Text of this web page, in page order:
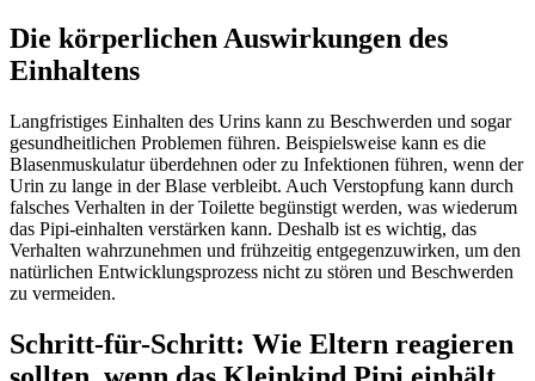
Die körperlichen Auswirkungen des
Einhaltens
Langfristiges Einhalten des Urins kann zu Beschwerden und sogar
gesundheitlichen Problemen führen. Beispielsweise kann es die
Blasenmuskulatur überdehnen oder zu Infektionen führen, wenn der
Urin zu lange in der Blase verbleibt. Auch Verstopfung kann durch
falsches Verhalten in der Toilette begünstigt werden, was wiederum
das Pipi-einhalten verstärken kann. Deshalb ist es wichtig, das
Verhalten wahrzunehmen und frühzeitig entgegenzuwirken, um den
natürlichen Entwicklungsprozess nicht zu stören und Beschwerden
zu vermeiden.
Schritt-für-Schritt: Wie Eltern reagieren